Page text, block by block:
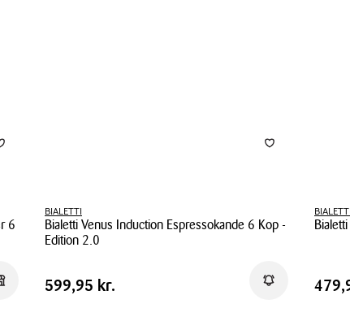
6
i butik
BIALETTI
Bialetti Venus Induction Espressokande 6 Kop -
Edition 2.0
Venus
Pris
Pris 599,95 kr.
599,95 kr. Få beskedPris
Pris